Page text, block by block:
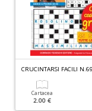
CRUCINTARSI FACILI N.69
Cartacea
2.00 €